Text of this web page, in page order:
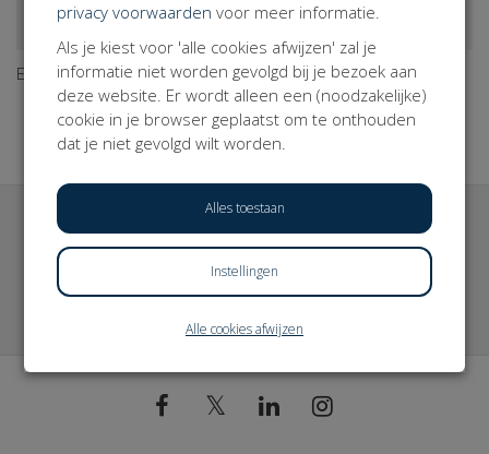
Er zijn (nog) geen campagnes.
Meld je aan voor de nieuwsbrief
Typ hier je e-mailadres
𝕏
privacy voorwaarden voor meer informatie.
Als je kiest voor 'alle cookies afwijzen' zal je
informatie niet worden gevolgd bij je bezoek aan
deze website. Er wordt alleen een (noodzakelijke)
cookie in je browser geplaatst om te onthouden
dat je niet gevolgd wilt worden.
Alles toestaan
Instellingen
Alle cookies afwijzen